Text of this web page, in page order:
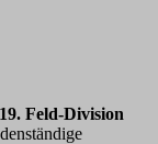
19. Feld-Division